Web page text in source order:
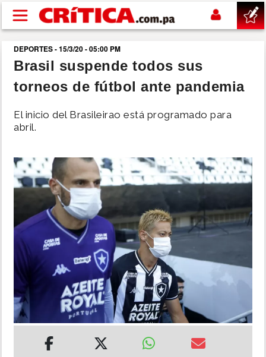
Pasar al contenido principal
buscar
SUCESOS
NACIONAL
SHOW
DEPORTES
MUNDO
INSÓLITAS
MULTIMEDIA
DEPORTES - 15/3/20 - 05:00 PM
Brasil suspende todos sus
torneos de fútbol ante pandemia
El inicio del Brasileirao está programado para
abril.